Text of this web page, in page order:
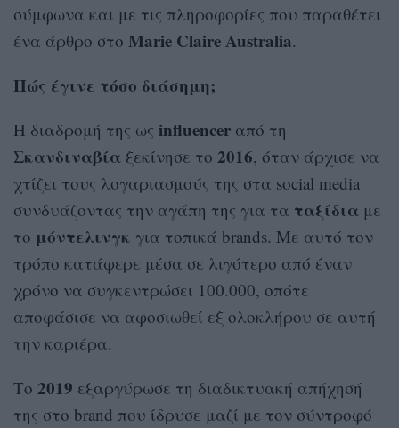
σύμφωνα και με τις πληροφορίες που παραθέτει
ένα άρθρο στο Marie Claire Australia.
Πώς έγινε τόσο διάσημη;
Η διαδρομή της ως influencer από τη
Σκανδιναβία ξεκίνησε το 2016, όταν άρχισε να
χτίζει τους λογαριασμούς της στα social media
συνδυάζοντας την αγάπη της για τα ταξίδια με
το μόντελινγκ για τοπικά brands. Με αυτό τον
τρόπο κατάφερε μέσα σε λιγότερο από έναν
χρόνο να συγκεντρώσει 100.000, οπότε
αποφάσισε να αφοσιωθεί εξ ολοκλήρου σε αυτή
την καριέρα.
Το 2019 εξαργύρωσε τη διαδικτυακή απήχησή
της στο brand που ίδρυσε μαζί με τον σύντροφό